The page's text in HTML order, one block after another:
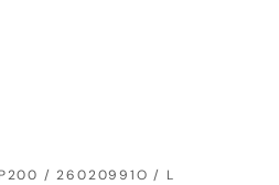
/ 26020991O / L